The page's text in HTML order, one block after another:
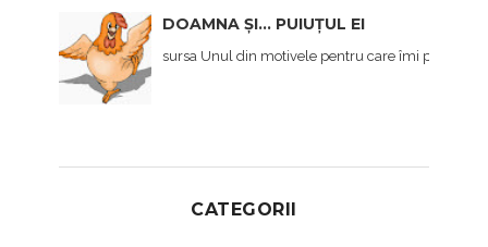
DOAMNA ȘI... PUIUȚUL EI
sursa Unul din motivele pentru care îmi pare rău
CATEGORII